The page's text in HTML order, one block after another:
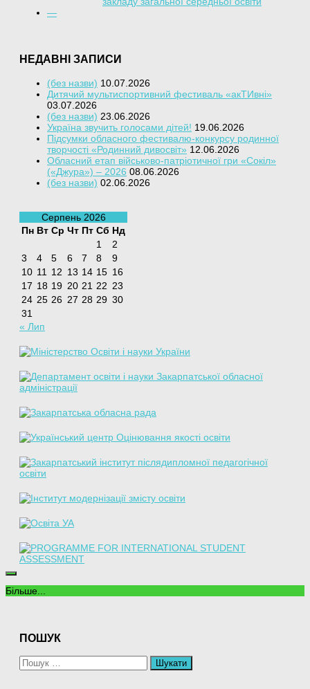
—
НЕДАВНІ ЗАПИСИ
(без назви) 10.07.2026
Дитячий мультиспортивний фестиваль «акТИвні»
03.07.2026
(без назви) 23.06.2026
Україна звучить голосами дітей! 19.06.2026
Підсумки обласного фестивалю-конкурсу родинної
творчості «Родинний дивосвіт» 12.06.2026
Обласний етап військово-патріотичної гри «Сокіл»
(«Джура») – 2026 08.06.2026
(без назви) 02.06.2026
Серпень 2026
Пн Вт Ср Чт Пт Сб Нд
1
2
3
4 5 6 7 8
9
10 11 12 13 14 15 16
17 18 19 20 21 22 23
24 25 26 27 28 29 30
31
« Лип
Більше...
ПОШУК
Пошук: